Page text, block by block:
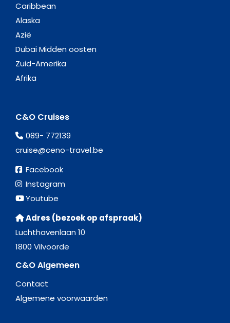
Caribbean
Alaska
Azië
Dubai Midden oosten
Zuid-Amerika
Afrika
C&O Cruises
089- 772139
cruise@ceno-travel.be
Facebook
Instagram
Youtube
Adres (bezoek op afspraak)
Luchthavenlaan 10
1800 Vilvoorde
C&O Algemeen
Contact
Algemene voorwaarden